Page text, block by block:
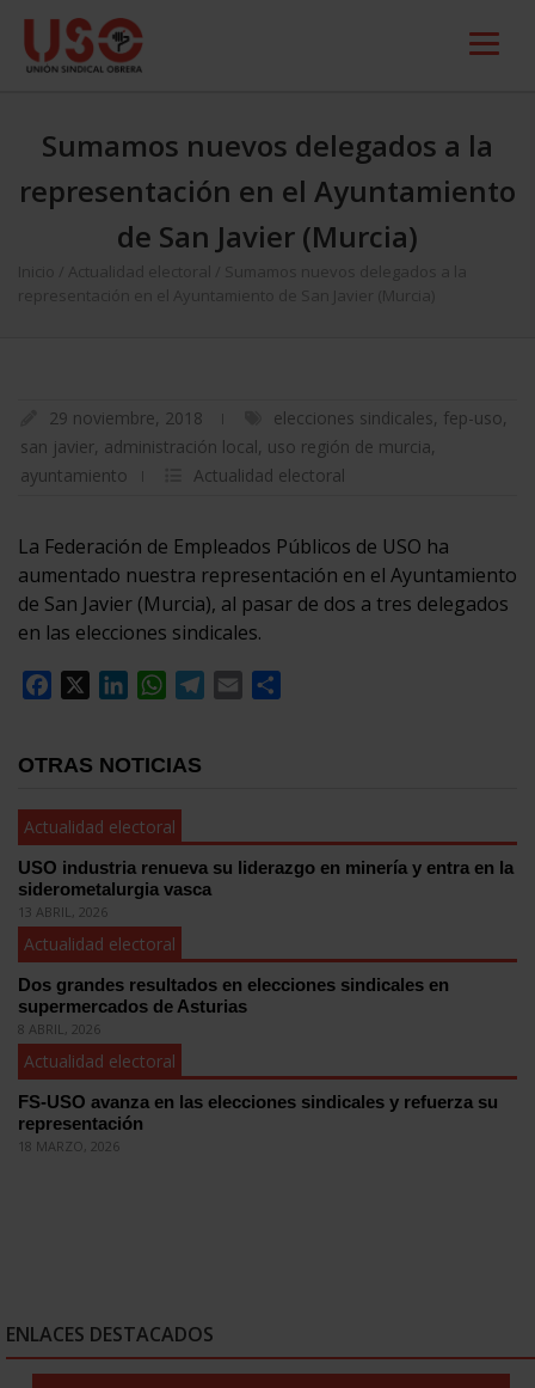
Sumamos nuevos delegados a la
representación en el Ayuntamiento
de San Javier (Murcia)
Inicio Actualidad electoral
Sumamos nuevos delegados a la
representación en el Ayuntamiento de San Javier (Murcia)
29 noviembre, 2018 elecciones sindicales, fep-uso,
san javier, administración local, uso región de murcia,
ayuntamiento
Actualidad electoral
La Federación de Empleados Públicos de USO ha
aumentado nuestra representación en el Ayuntamiento
de San Javier (Murcia), al pasar de dos a tres delegados
en las elecciones sindicales.
Facebook
LinkedInWhatsApp
Telegram
Email
OTRAS NOTICIAS
Actualidad electoral
USO industria renueva su liderazgo en minería y entra en la
siderometalurgia vasca
13 ABRIL, 2026
Actualidad electoral
Dos grandes resultados en elecciones sindicales en
supermercados de Asturias
8 ABRIL, 2026
Actualidad electoral
FS-USO avanza en las elecciones sindicales y refuerza su
representación
18 MARZO, 2026
ENLACES DESTACADOS